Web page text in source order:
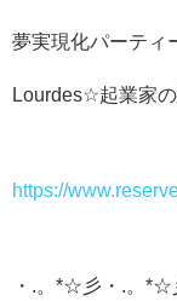
夢実現化パーティ
Lourdes☆起業家
https://
・.。*☆彡・.。